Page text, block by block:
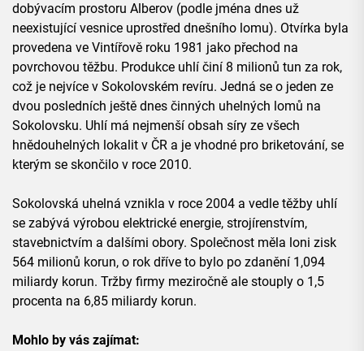
dobývacím prostoru Alberov (podle jména dnes už
neexistující vesnice uprostřed dnešního lomu). Otvírka byla
provedena ve Vintířově roku 1981 jako přechod na
povrchovou těžbu. Produkce uhlí činí 8 milionů tun za rok,
což je nejvíce v Sokolovském revíru. Jedná se o jeden ze
dvou posledních ještě dnes činných uhelných lomů na
Sokolovsku. Uhlí má nejmenší obsah síry ze všech
hnědouhelných lokalit v ČR a je vhodné pro briketování, se
kterým se skončilo v roce 2010.
Sokolovská uhelná vznikla v roce 2004 a vedle těžby uhlí
se zabývá výrobou elektrické energie, strojírenstvím,
stavebnictvím a dalšími obory. Společnost měla loni zisk
564 milionů korun, o rok dříve to bylo po zdanění 1,094
miliardy korun. Tržby firmy meziročně ale stouply o 1,5
procenta na 6,85 miliardy korun.
Mohlo by vás zajímat: